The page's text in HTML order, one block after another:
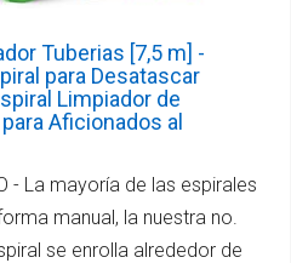
Tuberias [7,5 m] -
para Desatascar
Limpiador de
Aficionados al
- La mayoría de las espirales
manual, la nuestra no.
se enrolla alrededor de